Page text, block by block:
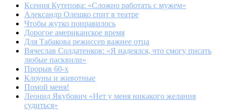
Ксения Кутепова: «Сложно работать с мужем»
Александр Олешко спит в театре
Чтобы жутко понравилось
Дорогое американское время
Для Табакова режиссер важнее отца
Вячеслав Солдатенков: «Я надеялся, что смогу писать
любые пасквили»
Прорыв 60-х
Клоуны и животные
Помой меня!
Леонид Якубович «Нет у меня никакого желания
судиться»